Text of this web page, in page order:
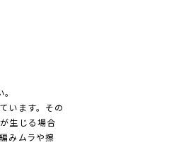
います。その
生じる場合
みムラや擦